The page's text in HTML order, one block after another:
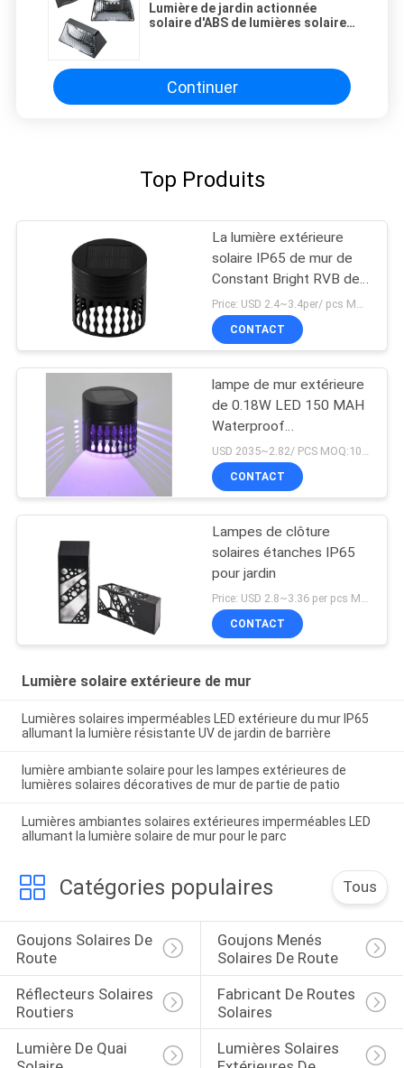
Lumière de jardin actionnée
solaire d'ABS de lumières solaires
Continuer
Top Produits
La lumière extérieure
solaire IP65 de mur de
Constant Bright RVB de
rectangle
imperméabilisent
Price: USD 2.4~3.4per/ pcs MOQ:10
CONTACT
lampe de mur extérieure
de 0.18W LED 150 MAH
Waterproof
Monocrystalline
CONTACT
Lampes de clôture
solaires étanches IP65
pour jardin
CONTACT
Lumière solaire extérieure de mur
Lumières solaires imperméables LED extérieure du mur IP65
allumant la lumière résistante UV de jardin de barrière
lumière ambiante solaire pour les lampes extérieures de
lumières solaires décoratives de mur de partie de patio
Lumières ambiantes solaires extérieures imperméables LED
allumant la lumière solaire de mur pour le parc
Catégories populaires Tous
Goujons Solaires De
Route
Goujons Menés
Solaires De Route
Réflecteurs Solaires
Routiers
Fabricant De Routes
Solaires
Lumière De Quai
Lumières Solaires